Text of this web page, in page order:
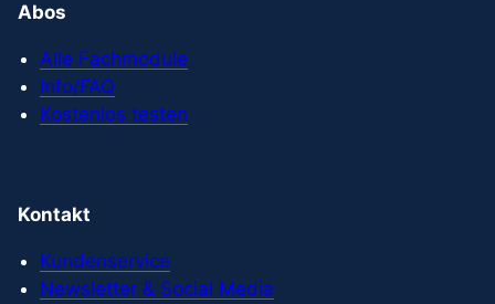
Abos
Alle Fachmodule
Info/FAQ
Kostenlos testen
Kontakt
Kundenservice
Newsletter & Social Media